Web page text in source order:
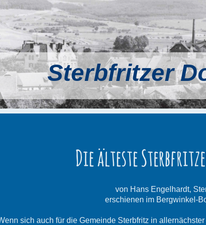
Sterbfritzer
Die älteste
von Hans Engelhardt,
erschienen im Bergwinkel-
sich auch für die Gemeinde Sterbfritz in